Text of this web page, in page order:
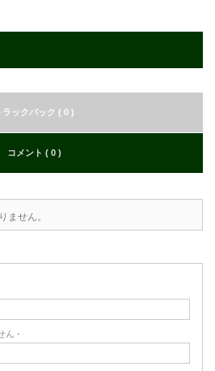
ラックバック ( 0 )
コメント ( 0 )
ません。
ん -